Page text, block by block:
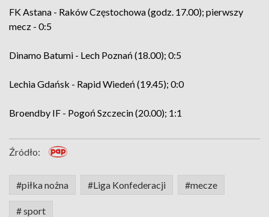
FK Astana - Raków Częstochowa (godz. 17.00); pierwszy
mecz - 0:5
Dinamo Batumi - Lech Poznań (18.00); 0:5
Lechia Gdańsk - Rapid Wiedeń (19.45); 0:0
Broendby IF - Pogoń Szczecin (20.00); 1:1
Źródło:
#piłka nożna #Liga Konfederacji #mecze
# sport